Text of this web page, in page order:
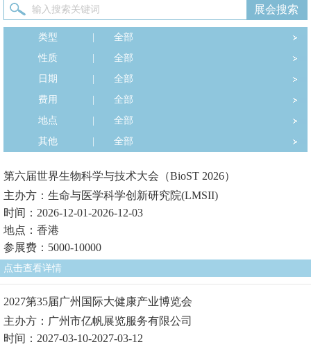
类型
全部
性质
全部
日期
全部
费用
全部
地点
全部
其他
全部
第六届世界生物科学与技术大会（BioST 2026）
主办方：生命与医学科学创新研究院(LMSII)
时间：2026-12-01-2026-12-03
地点：香港
参展费：5000-10000
点击查看详情
2027第35届广州国际大健康产业博览会
主办方：广州市亿帆展览服务有限公司
时间：2027-03-10-2027-03-12